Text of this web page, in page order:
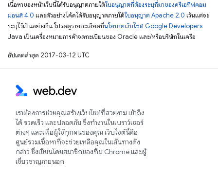
เนื้อหาของหน้าเว็บนี้ได้รับอนุญาตภายใต้ใบอนุญาตที่ต้องระบุที่มาของครีเอทีฟคอม
มอนส์ 4.0 และตัวอย่างโค้ดได้รับอนุญาตภายใต้ใบอนุญาต Apache 2.0 เว้นแต่จะ
ระบุไว้เป็นอย่างอื่น โปรดดูรายละเอียดที่นโยบายเว็บไซต์ Google Developers
Java เป็นเครื่องหมายการค้าจดทะเบียนของ Oracle และ/หรือบริษัทในเครือ
อัปเดตล่าสุด 2017-03-12 UTC
เราต้องการช่วยคุณสร้างเว็บไซต์ที่สวยงาม เข้าถึง
ได้ รวดเร็ว และปลอดภัย ซึ่งทำงานในเบราว์เซอร์
ต่างๆ และเพื่อผู้ใช้ทุกคนของคุณ เว็บไซต์นี้คือ
ศูนย์รวมเนื้อหาที่จะช่วยเหลือคุณในเส้นทางดัง
กล่าว ซึ่งเขียนโดยสมาชิกของทีม Chrome และผู้
เชี่ยวชาญภายนอก